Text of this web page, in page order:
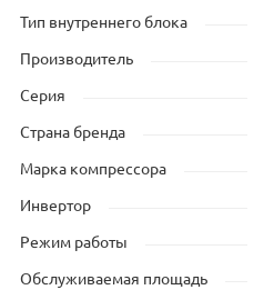
Тип внутреннего блока
Производитель
Серия
Страна бренда
Марка компрессора
Инвертор
Режим работы
Обслуживаемая площадь